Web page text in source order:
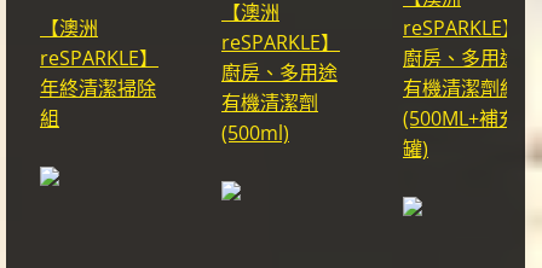
【澳洲
reSPARKLE】
年終清潔掃除
組
【澳洲
reSPARKLE】
廚房、多用途
有機清潔劑
(500ml)
reSPARKLE】
廚房、多用途
有機清潔劑組
(500ML+補充
罐)